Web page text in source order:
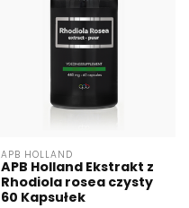
APB HOLLAND
APB Holland Ekstrakt z
Rhodiola rosea czysty
60 Kapsułek